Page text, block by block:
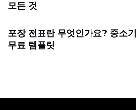
모든 것
포장 전표란 무엇인가요? 중소
무료 템플릿